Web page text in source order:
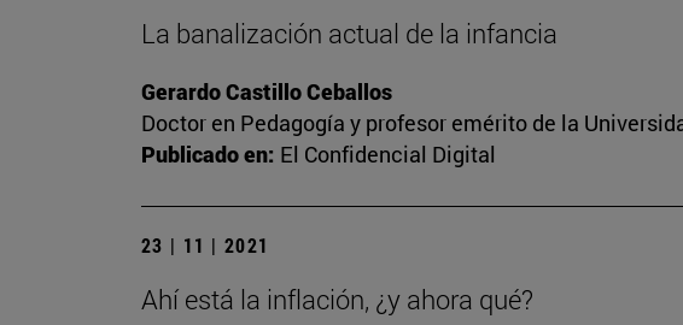
La banalización actual de la infancia
Gerardo Castillo Ceballos
Doctor en Pedagogía y profesor emérito de la
Publicado en: El Confidencial Digital
23 | 11 | 2021
Ahí está la inflación, ¿y ahora qué?